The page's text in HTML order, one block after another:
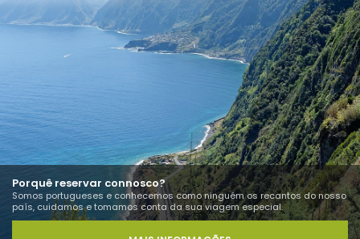
Porquê reservar connosco?
Somos portugueses e conhecemos como ninguém os recantos do nosso
país, cuidamos e tomamos conta da sua viagem especial.